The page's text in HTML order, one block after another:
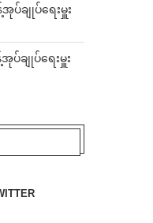
ချုပ်ရေးမှူး
ချုပ်ရေးမှူး